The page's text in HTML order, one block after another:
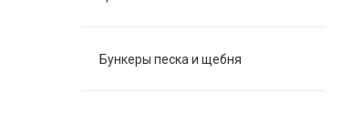
Бункеры песка и щебня